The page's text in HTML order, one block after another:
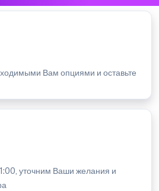
Вам опциями и оставьте
уточним Ваши желания и